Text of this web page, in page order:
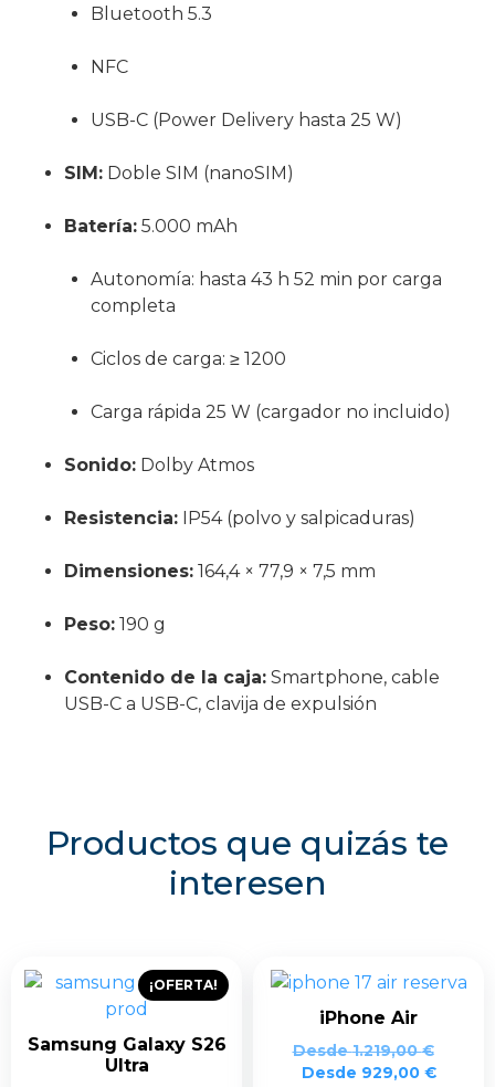
Bluetooth 5.3
NFC
USB-C (Power Delivery hasta 25 W)
SIM: Doble SIM (nanoSIM)
Batería: 5.000 mAh
Autonomía: hasta 43 h 52 min por carga
completa
Ciclos de carga: ≥ 1200
Carga rápida 25 W (cargador no incluido)
Sonido: Dolby Atmos
Resistencia: IP54 (polvo y salpicaduras)
Dimensiones: 164,4 × 77,9 × 7,5 mm
Peso: 190 g
Contenido de la caja: Smartphone, cable
USB-C a USB-C, clavija de expulsión
Productos que quizás te
interesen
¡OFERTA!
Samsung Galaxy S26
Ultra
iPhone Air
Desde1.219,00€
Desde 929,00 €